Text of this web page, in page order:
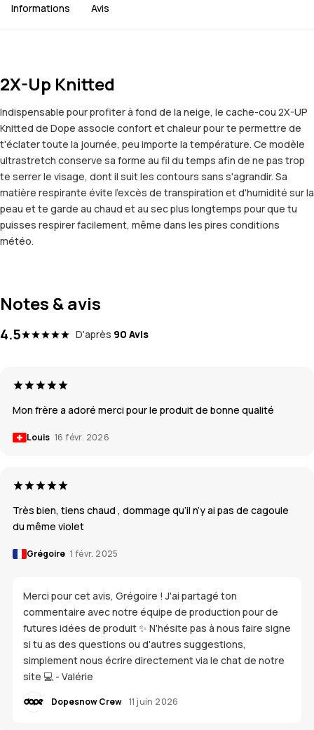
Informations Avis
2X-Up Knitted
Indispensable pour profiter à fond de la neige, le cache-cou 2X-UP
Knitted de Dope associe confort et chaleur pour te permettre de
t'éclater toute la journée, peu importe la température. Ce modèle
ultrastretch conserve sa forme au fil du temps afin de ne pas trop
te serrer le visage, dont il suit les contours sans s'agrandir. Sa
matière respirante évite l'excès de transpiration et d'humidité sur la
peau et te garde au chaud et au sec plus longtemps pour que tu
puisses respirer facilement, même dans les pires conditions
météo.
Notes & avis
4.5 D'après 90 Avis
Mon frère a adoré merci pour le produit de bonne qualité
Louis 16 févr. 2026
Très bien, tiens chaud , dommage qu’il n’y ai pas de cagoule
du même violet
Grégoire 1 févr. 2025
Merci pour cet avis, Grégoire ! J'ai partagé ton
commentaire avec notre équipe de production pour de
futures idées de produit ✨ N'hésite pas à nous faire signe
si tu as des questions ou d'autres suggestions,
simplement nous écrire directement via le chat de notre
site 💻 - Valérie
Dopesnow Crew 11 juin 2026